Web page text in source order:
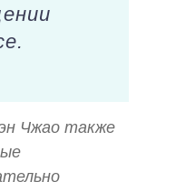
Чжао также